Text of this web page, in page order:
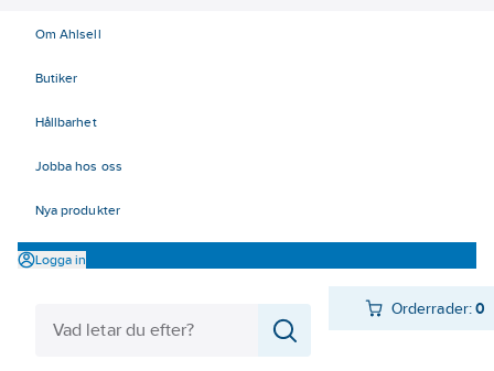
Om Ahlsell
Butiker
Hållbarhet
Jobba hos oss
Nya produkter
Logga in
Orderrader:0